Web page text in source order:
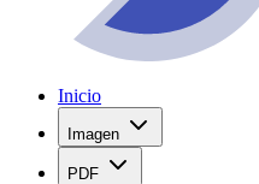
Inicio
Imagen
PDF